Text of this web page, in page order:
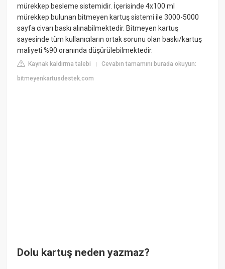
mürekkep besleme sistemidir. İçerisinde 4x100 ml
mürekkep bulunan bitmeyen kartuş sistemi ile 3000-5000
sayfa civarı baskı alınabilmektedir. Bitmeyen kartuş
sayesinde tüm kullanıcıların ortak sorunu olan baskı/kartuş
maliyeti %90 oranında düşürülebilmektedir.
Kaynak kaldırma talebi |Cevabın tamamını burada okuyun:
bitmeyenkartusdestek.com
Dolu kartuş neden yazmaz?